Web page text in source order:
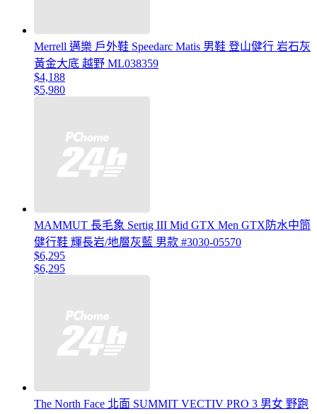
Merrell 邁樂 戶外鞋 Speedarc Matis 男鞋 登山健行 岩石灰
黃金大底 越野 ML038359
$4,188
$5,980
MAMMUT 長毛象 Sertig III Mid GTX Men GTX防水中筒
健行鞋 輝長岩/地層灰藍 男款 #3030-05570
$6,295
$6,295
The North Face 北面 SUMMIT VECTIV PRO 3 男女 野跑